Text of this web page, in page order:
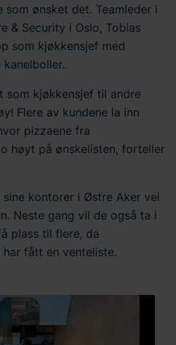
ønsket det. Teamleder i
& Security i Oslo, Tobias
som kjøkkensjef med
som kjøkkensjef til andre
Flere av kundene la inn
pizzaene fra
høyt på ønskelisten, forteller
sine kontorer i Østre Aker vei
Neste gang vil de også ta i
plass til flere, da
fått en venteliste.